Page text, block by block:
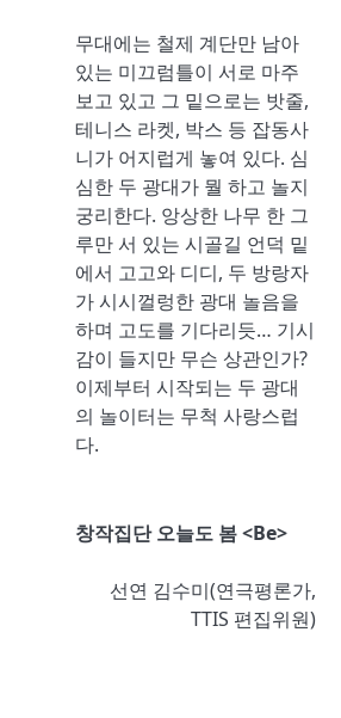
무대에는 철제 계단만 남아
있는 미끄럼틀이 서로 마주
보고 있고 그 밑으로는 밧줄,
테니스 라켓, 박스 등 잡동사
니가 어지럽게 놓여 있다. 심
심한 두 광대가 뭘 하고 놀지
궁리한다. 앙상한 나무 한 그
루만 서 있는 시골길 언덕 밑
에서 고고와 디디, 두 방랑자
가 시시껄렁한 광대 놀음을
하며 고도를 기다리듯… 기시
감이 들지만 무슨 상관인가?
이제부터 시작되는 두 광대
의 놀이터는 무척 사랑스럽
다.
창작집단 오늘도 봄 <Be>
선연 김수미(연극평론가,
TTIS 편집위원)